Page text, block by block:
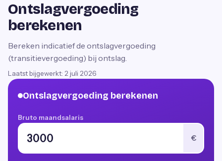
Ontslagvergoeding
berekenen
Bereken indicatief de ontslagvergoeding
(transitievergoeding) bij ontslag.
Laatst bijgewerkt: 2 juli 2026
Ontslagvergoeding berekenen
Bruto maandsalaris
€